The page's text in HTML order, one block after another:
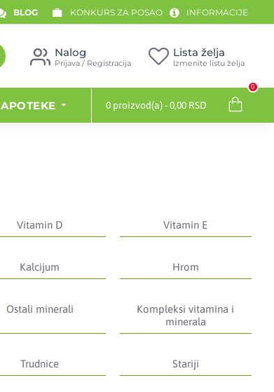
BLOG KONKURS ZA POSAO INFORMACIJE
Nalog
Prijava / Registracija
Lista želja
Izmenite listu želja
APOTEKE 0 proizvod(a) - 0,00 RSD
0
Vitamin D Vitamin E
Kalcijum Hrom
Ostali minerali
Kompleksi vitamina i
minerala
Trudnice Stariji